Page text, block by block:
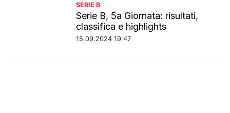
SERIE B
Serie B, 5a Giornata: risultati,
classifica e highlights
15.09.2024 19:47